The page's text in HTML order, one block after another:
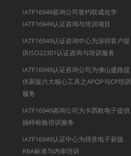
IATF16949咨询公司签约联成化学
IATF16949认证咨询与培训项目
IATF16949认证咨询中心为深圳客户提
供ISO22301认证咨询与培训服务
IATF16949认证咨询公司为佛山盛路提
供新版六大核心工具之APQP与CP培训
服务
IATF16949咨询公司为卡西欧电子提供
抽样检验培训服务
IATF16949认证中心为得意电子新版
RBA标准与内审培训